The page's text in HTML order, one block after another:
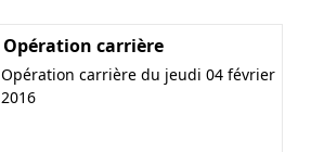
Opération carrière
Opération carrière du jeudi 04 février
2016